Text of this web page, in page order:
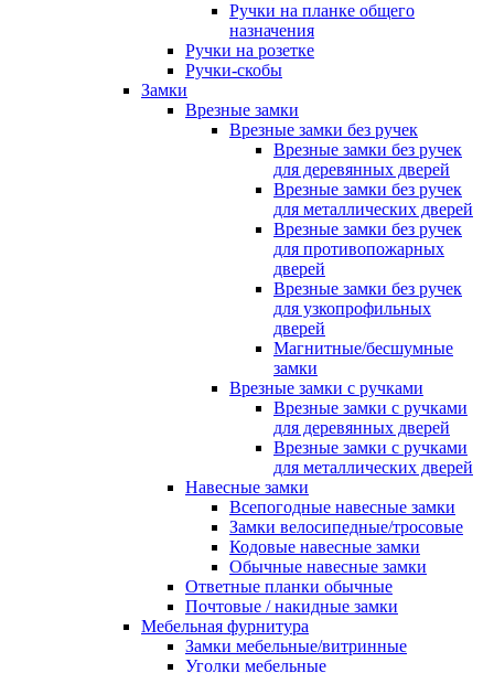
Ручки на планке общего
назначения
Ручки на розетке
Ручки-скобы
Замки
Врезные замки
Врезные замки без ручек
Врезные замки без ручек
для деревянных дверей
Врезные замки без ручек
для металлических дверей
Врезные замки без ручек
для противопожарных
дверей
Врезные замки без ручек
для узкопрофильных
дверей
Магнитные/бесшумные
замки
Врезные замки с ручками
Врезные замки с ручками
для деревянных дверей
Врезные замки с ручками
для металлических дверей
Навесные замки
Всепогодные навесные замки
Замки велосипедные/тросовые
Кодовые навесные замки
Обычные навесные замки
Ответные планки обычные
Почтовые / накидные замки
Мебельная фурнитура
Замки мебельные/витринные
Уголки мебельные